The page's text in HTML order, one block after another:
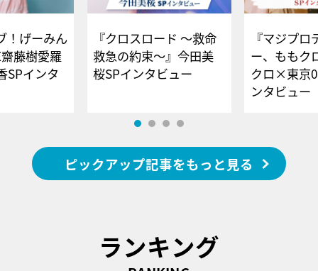
！げーみん
藤樹愛羅
SPインタ
『クロスロード ～救命
救急の約束～』今田美
桜SPインタビュー
『マジプロ
ー、ももク
クロ×東京
ンタビュー
ピックアップ記事をもっと見る
ランキング